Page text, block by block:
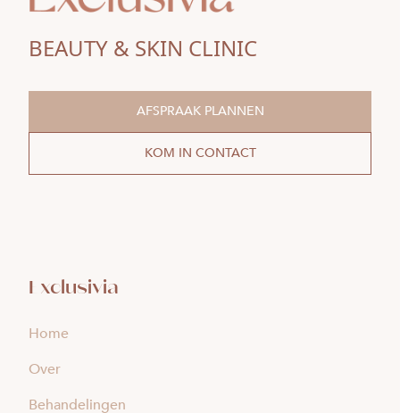
BEAUTY & SKIN CLINIC
AFSPRAAK PLANNEN
KOM IN CONTACT
Exclusivia
Home
Over
Behandelingen